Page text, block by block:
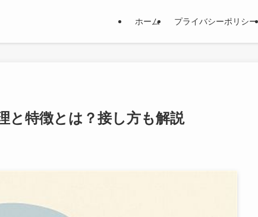
ホーム プライバシーポリシー
と特徴とは？接し方も解説